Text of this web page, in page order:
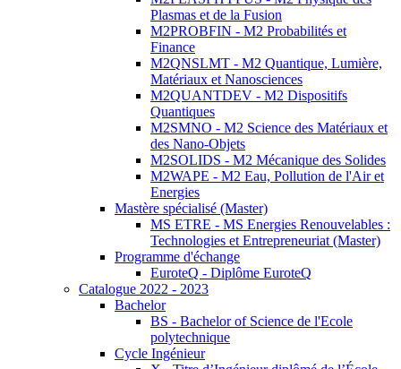
Plasmas et de la Fusion
M2PROBFIN - M2 Probabilités et
Finance
M2QNSLMT - M2 Quantique, Lumière,
Matériaux et Nanosciences
M2QUANTDEV - M2 Dispositifs
Quantiques
M2SMNO - M2 Science des Matériaux et
des Nano-Objets
M2SOLIDS - M2 Mécanique des Solides
M2WAPE - M2 Eau, Pollution de l'Air et
Energies
Mastère spécialisé (Master)
MS ETRE - MS Energies Renouvelables :
Technologies et Entrepreneuriat (Master)
Programme d'échange
EuroteQ - Diplôme EuroteQ
Catalogue 2022 - 2023
Bachelor
BS - Bachelor of Science de l'Ecole
polytechnique
Cycle Ingénieur